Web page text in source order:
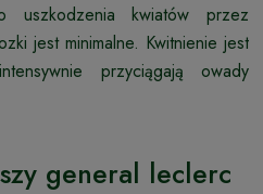
uszkodzenia kwiatów przez
jest minimalne. Kwitnienie jest
przyciągają owady
general leclerc